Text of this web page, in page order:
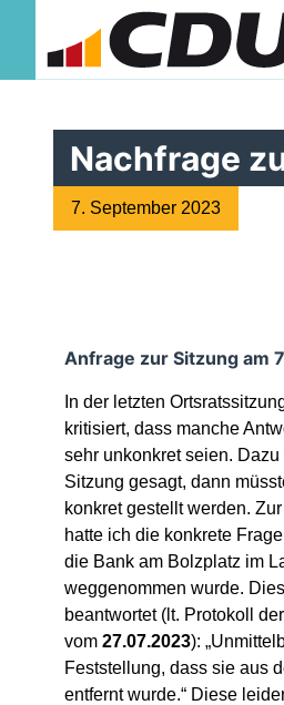
Nachfrage
7. September 2023
Anfrage zur Sitzung am
In der letzten
kritisiert, dass manche
sehr unkonkret seien.
Sitzung gesagt, dann
konkret gestellt werden.
hatte ich die konkrete
die Bank am Bolzplatz im
weggenommen wurde.
beantwortet (lt. Protokoll
vom 27.07.2023):
Feststellung, dass sie aus
entfernt wurde.“ Diese